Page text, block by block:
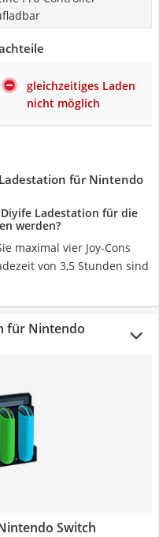
gleichzeitiges Laden
nicht möglich
für Nintendo
Ladestation für die
werden?
maximal vier Joy-Cons
von 3,5 Stunden sind
für Nintendo
Switch